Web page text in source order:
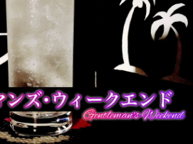
クエンド（Gentleman’s Weekend）